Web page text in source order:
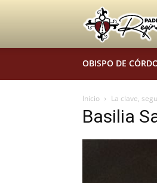
OBISPO DE
Inicio La clave,
Basilia